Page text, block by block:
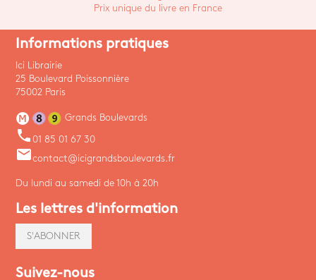
Prix unique du livre en France
Informations pratiques
Ici Librairie
25 Boulevard Poissonnière
75002 Paris
Grands Boulevards
phone 01 85 01 67 30
emailcontact@icigrandsboulevards.fr
Du lundi au samedi de 10h à 20h
Les lettres d'information
S'ABONNER
Suivez-nous